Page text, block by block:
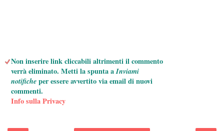
Non inserire link cliccabili altrimenti il commento
verrà eliminato. Metti la spunta aInviami
notificheper essere avvertito via email di nuovi
commenti.
Info sulla Privacy